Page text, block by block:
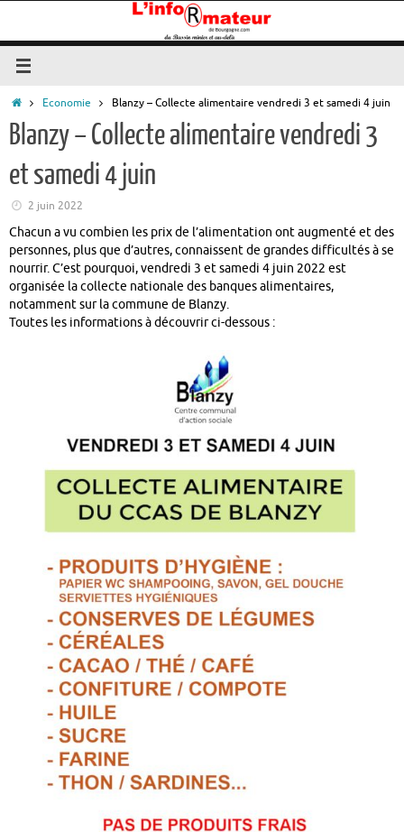
contenu
AccueilEconomie Blanzy – Collecte alimentaire vendredi 3 et samedi 4 juin
Blanzy – Collecte alimentaire vendredi 3
et samedi 4 juin
2 juin 2022
Chacun a vu combien les prix de l’alimentation ont augmenté et des
personnes, plus que d’autres, connaissent de grandes difficultés à se
nourrir. C’est pourquoi, vendredi 3 et samedi 4 juin 2022 est
organisée la collecte nationale des banques alimentaires,
notamment sur la commune de Blanzy.
Toutes les informations à découvrir ci-dessous :